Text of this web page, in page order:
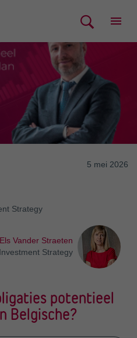
5 mei 2026
Strategy
Els Vander Straeten
Investment Strategy
potentieel
Belgische?